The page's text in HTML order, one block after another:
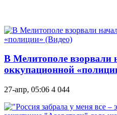
В Мелитополе взорвали
оккупационной
27-апр, 05:06 4 044